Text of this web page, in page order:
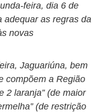
feira, dia 6 de
adequar as regras da
novas
Jaguariúna, bem
compõem a Região
2 laranja” (de maior
(de restrição